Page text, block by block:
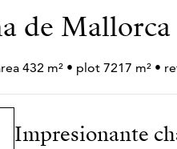
de Mallorca
432 m² • plot 7217 m² •
Impresionante